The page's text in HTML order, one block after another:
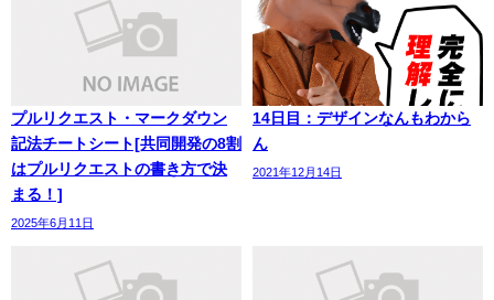
プルリクエスト・マークダウン
記法チートシート[共同開発の8割
はプルリクエストの書き方で決
まる！]
2025年6月11日
14日目：デザインなんもわから
ん
2021年12月14日